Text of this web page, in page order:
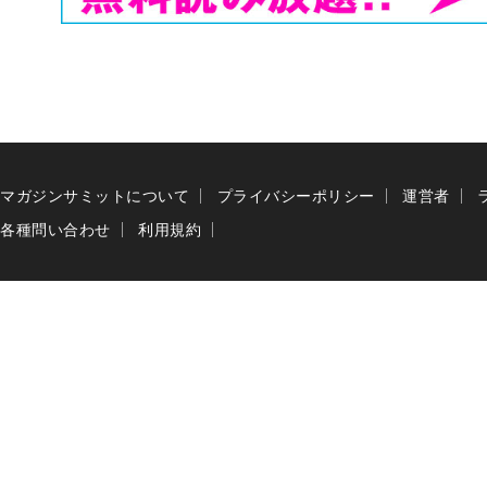
マガジンサミットについて プライバシーポリシー 運営者
各種問い合わせ
利用規約